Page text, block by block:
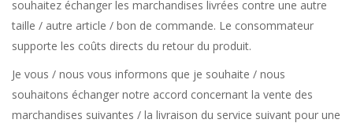
souhaitez échanger les marchandises livrées contre une autre
taille / autre article / bon de commande. Le consommateur
supporte les coûts directs du retour du produit.
Je vous / nous vous informons que je souhaite / nous
souhaitons échanger notre accord concernant la vente des
marchandises suivantes / la livraison du service suivant pour une